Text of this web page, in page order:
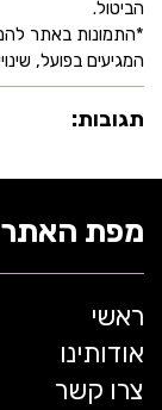
הביטול.
*התמונות באתר
המגיעים בפועל,
תגובות:
מפת האתר
ראשי
אודותינו
צרו קשר